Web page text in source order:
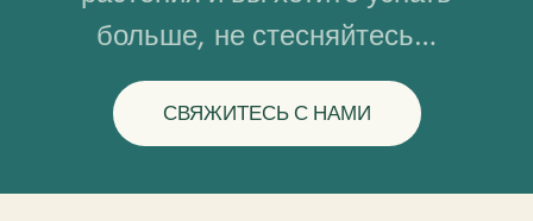
больше, не стесняйтесь…
СВЯЖИТЕСЬ С НАМИ